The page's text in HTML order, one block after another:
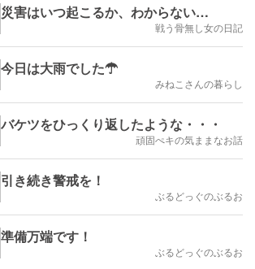
災害はいつ起こるか、わからない…
戦う骨無し女の日記
今日は大雨でした☂
みねこさんの暮らし
バケツをひっくり返したような・・・
頑固ぺキの気ままなお話
引き続き警戒を！
ぶるどっぐのぶるお
準備万端です！
ぶるどっぐのぶるお